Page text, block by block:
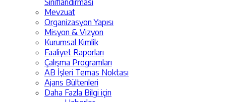
Mevzuat
Organizasyon Yapısı
Misyon & Vizyon
Kurumsal Kimlik
Faaliyet Raporları
Çalışma Programları
AB İşleri Temas Noktası
Ajans Bültenleri
Daha Fazla Bilgi için